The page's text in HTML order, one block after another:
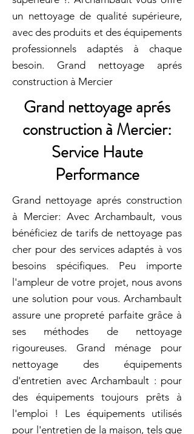
un nettoyage de qualité supérieure,
avec des produits et des équipements
professionnels adaptés à chaque
besoin. Grand nettoyage aprés
construction à Mercier
Grand nettoyage aprés
construction à Mercier:
Service Haute
Performance
Grand nettoyage aprés construction
à Mercier: Avec Archambault, vous
bénéficiez de tarifs de nettoyage pas
cher pour des services adaptés à vos
besoins spécifiques. Peu importe
l'ampleur de votre projet, nous avons
une solution pour vous. Archambault
assure une propreté parfaite grâce à
ses méthodes de nettoyage
rigoureuses. Grand ménage pour
nettoyage des équipements
d'entretien avec Archambault : pour
des équipements toujours prêts à
l'emploi ! Les équipements utilisés
pour l'entretien de la maison, tels que